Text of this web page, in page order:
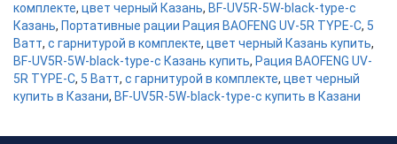
комплекте, цвет черный Казань, BF-UV5R-5W-black-type-c
Казань, Портативные рации Рация BAOFENG UV-5R TYPE-C, 5
Ватт, с гарнитурой в комплекте, цвет черный Казань купить,
BF-UV5R-5W-black-type-c Казань купить, Рация BAOFENG UV-
5R TYPE-C, 5 Ватт, с гарнитурой в комплекте, цвет черный
купить в Казани, BF-UV5R-5W-black-type-c купить в Казани